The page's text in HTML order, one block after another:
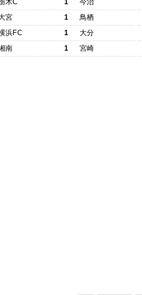
木C 1
今治
宮 1
鳥栖
浜FC 1
大分
南 1 宮崎